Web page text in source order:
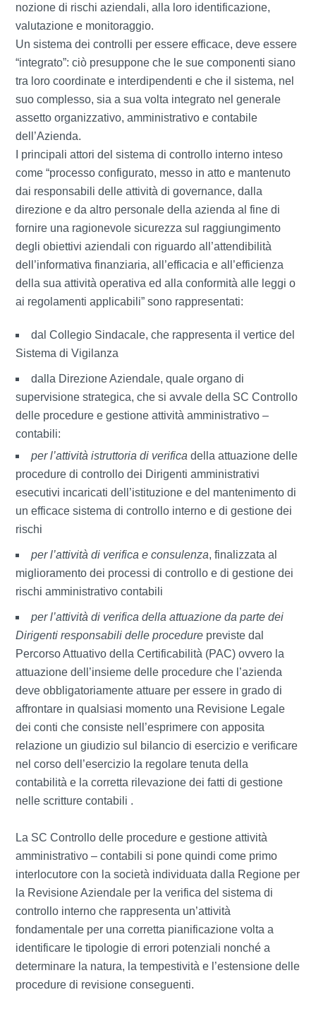
nozione di rischi aziendali, alla loro identificazione,
valutazione e monitoraggio.
Un sistema dei controlli per essere efficace, deve essere
“integrato”: ciò presuppone che le sue componenti siano
tra loro coordinate e interdipendenti e che il sistema, nel
suo complesso, sia a sua volta integrato nel generale
assetto organizzativo, amministrativo e contabile
dell’Azienda.
I principali attori del sistema di controllo interno inteso
come “processo configurato, messo in atto e mantenuto
dai responsabili delle attività di governance, dalla
direzione e da altro personale della azienda al fine di
fornire una ragionevole sicurezza sul raggiungimento
degli obiettivi aziendali con riguardo all’attendibilità
dell’informativa finanziaria, all’efficacia e all’efficienza
della sua attività operativa ed alla conformità alle leggi o
ai regolamenti applicabili” sono rappresentati:
dal Collegio Sindacale, che rappresenta il vertice del
Sistema di Vigilanza
dalla Direzione Aziendale, quale organo di
supervisione strategica, che si avvale della SC Controllo
delle procedure e gestione attività amministrativo –
contabili:
per l’attività istruttoria di verifica della attuazione delle
procedure di controllo dei Dirigenti amministrativi
esecutivi incaricati dell’istituzione e del mantenimento di
un efficace sistema di controllo interno e di gestione dei
rischi
per l’attività di verifica e consulenza, finalizzata al
miglioramento dei processi di controllo e di gestione dei
rischi amministrativo contabili
per l’attività di verifica della attuazione da parte dei
Dirigenti responsabili delle procedure previste dal
Percorso Attuativo della Certificabilità (PAC) ovvero la
attuazione dell’insieme delle procedure che l’azienda
deve obbligatoriamente attuare per essere in grado di
affrontare in qualsiasi momento una Revisione Legale
dei conti che consiste nell’esprimere con apposita
relazione un giudizio sul bilancio di esercizio e verificare
nel corso dell’esercizio la regolare tenuta della
contabilità e la corretta rilevazione dei fatti di gestione
nelle scritture contabili .
La SC Controllo delle procedure e gestione attività
amministrativo – contabili si pone quindi come primo
interlocutore con la società individuata dalla Regione per
la Revisione Aziendale per la verifica del sistema di
controllo interno che rappresenta un’attività
fondamentale per una corretta pianificazione volta a
identificare le tipologie di errori potenziali nonché a
determinare la natura, la tempestività e l’estensione delle
procedure di revisione conseguenti.